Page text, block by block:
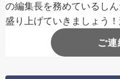
の編集長を務めているし
盛り上げていきましょう！
ご連